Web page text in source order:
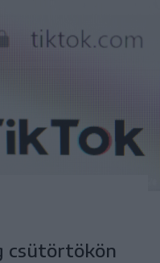
csütörtökön